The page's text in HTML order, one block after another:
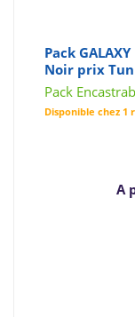
Pack
Noir prix
Pack
Disponible chez 1
A